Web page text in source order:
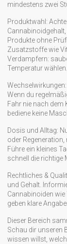
mindestens zwei
Produktwahl:
Produkte ohne
Zusatzstoffe wie
Verdampfern:
Temperatur wählen.
Wenn du
Fahr nie nach dem
bediene keine
Dosis und Alltag:
oder
Führe ein kleines
schnell die richtige
Rechtliches &
und Gehalt.
Cannabinoiden
geben klare
Dieser Bereich
Schau dir unseren
wissen willst,